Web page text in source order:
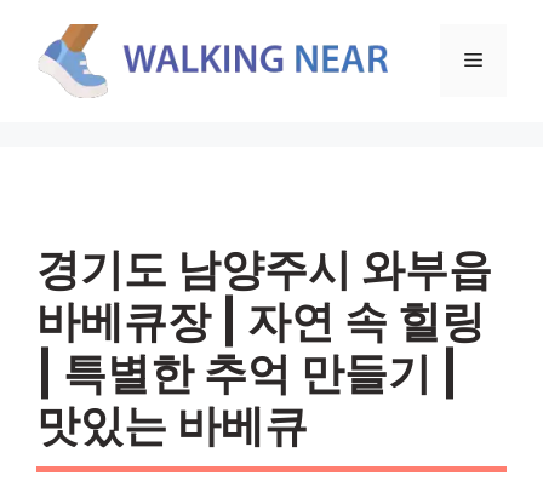
메
경기도 남양주시 와부읍
바베큐장 | 자연 속 힐링
| 특별한 추억 만들기 |
맛있는 바베큐